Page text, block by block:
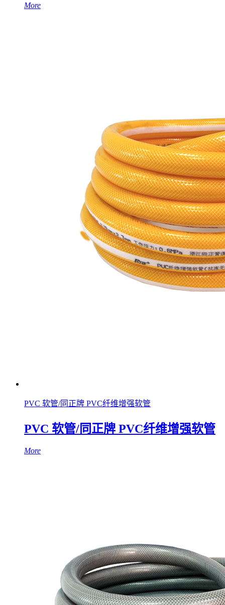
More
PVC 软管/同正牌 PVC纤维增强软管
PVC 软管/同正牌 PVC纤维增强软管
More